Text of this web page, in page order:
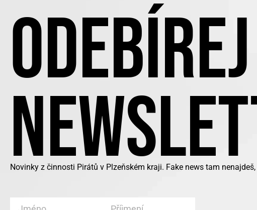
Novinky z činnosti Pirátů v Plzeňském kraji. Fake news tam